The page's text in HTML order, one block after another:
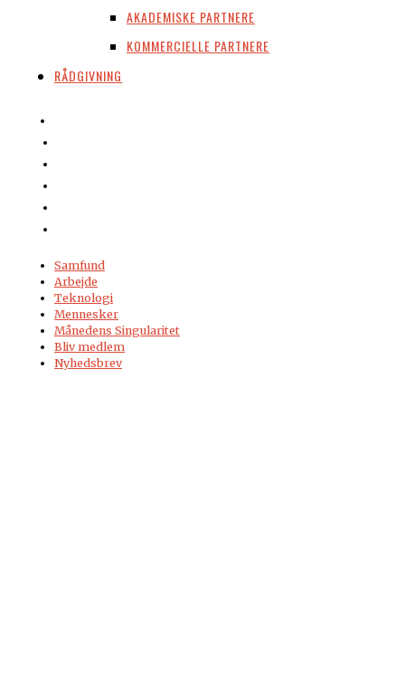
AKADEMISKE PARTNERE
KOMMERCIELLE PARTNERE
RÅDGIVNING
Samfund
Arbejde
Teknologi
Mennesker
Månedens Singularitet
Bliv medlem
Nyhedsbrev